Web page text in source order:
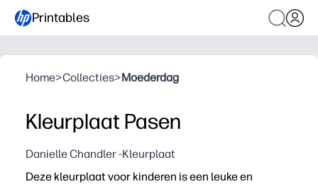
Printables
Home>Collecties>Moederdag
Kleurplaat Pasen
Danielle Chandler -Kleurplaat
Deze kleurplaat voor kinderen is een leuke en